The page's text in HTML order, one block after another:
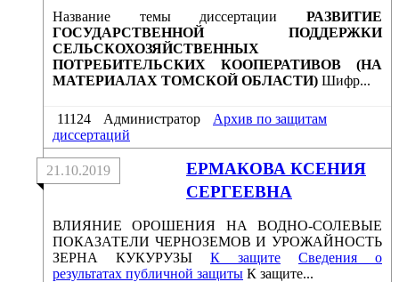
Название темы диссертации РАЗВИТИЕ
ГОСУДАРСТВЕННОЙ ПОДДЕРЖКИ
СЕЛЬСКОХОЗЯЙСТВЕННЫХ
ПОТРЕБИТЕЛЬСКИХ КООПЕРАТИВОВ (НА
МАТЕРИАЛАХ ТОМСКОЙ ОБЛАСТИ) Шифр...
11124 Администратор
Архив по защитам
диссертаций
ЕРМАКОВА КСЕНИЯ
СЕРГЕЕВНА
21.10.2019
ВЛИЯНИЕ ОРОШЕНИЯ НА ВОДНО-СОЛЕВЫЕ
ПОКАЗАТЕЛИ ЧЕРНОЗЕМОВ И УРОЖАЙНОСТЬ
ЗЕРНА КУКУРУЗЫ К защите
Сведения о
результатах публичной защиты К защите...